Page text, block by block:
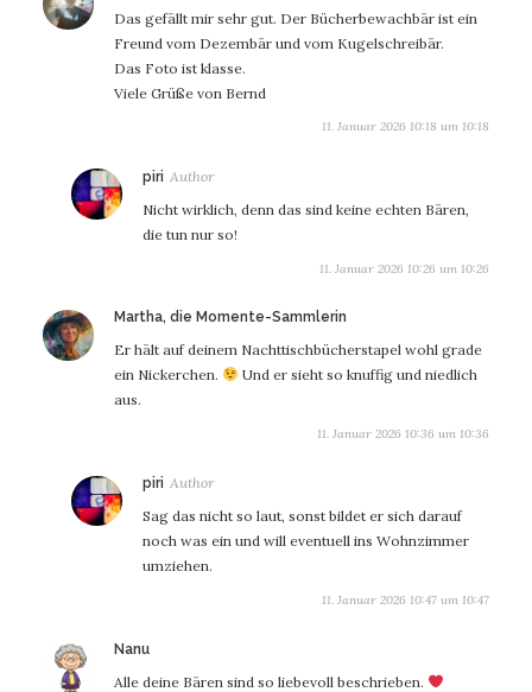
Das gefällt mir sehr gut. Der Bücherbewachbär ist ein
Freund vom Dezembär und vom Kugelschreibär.
Das Foto ist klasse.
Viele Grüße von Bernd
11. Januar 2026 10:18 um 10:18
piri sagt:
Nicht wirklich, denn das sind keine echten Bären,
die tun nur so!
11. Januar 2026 10:26 um 10:26
Martha, die Momente-Sammlerin
Er hält auf deinem Nachttischbücherstapel wohl grade
ein Nickerchen.
Und er sieht so knuffig und niedlich
aus.
11. Januar 2026 10:36 um 10:36
piri sagt:
Sag das nicht so laut, sonst bildet er sich darauf
noch was ein und will eventuell ins Wohnzimmer
umziehen.
11. Januar 2026 10:47 um 10:47
Nanu
Alle deine Bären sind so liebevoll beschrieben.